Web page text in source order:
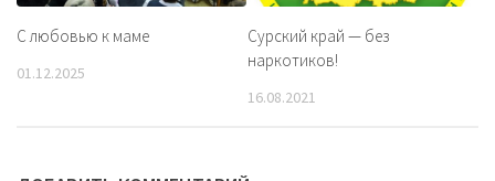
С любовью к маме
01.12.2025
Сурский край — без
наркотиков!
16.08.2021